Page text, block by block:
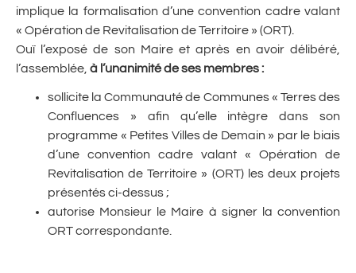
implique la formalisation d’une convention cadre valant
« Opération de Revitalisation de Territoire » (ORT).
Ouï l’exposé de son Maire et après en avoir délibéré,
l’assemblée, à l’unanimité de ses membres :
sollicite la Communauté de Communes « Terres des
Confluences » afin qu’elle intègre dans son
programme « Petites Villes de Demain » par le biais
d’une convention cadre valant « Opération de
Revitalisation de Territoire » (ORT) les deux projets
présentés ci-dessus ;
autorise Monsieur le Maire à signer la convention
ORT correspondante.